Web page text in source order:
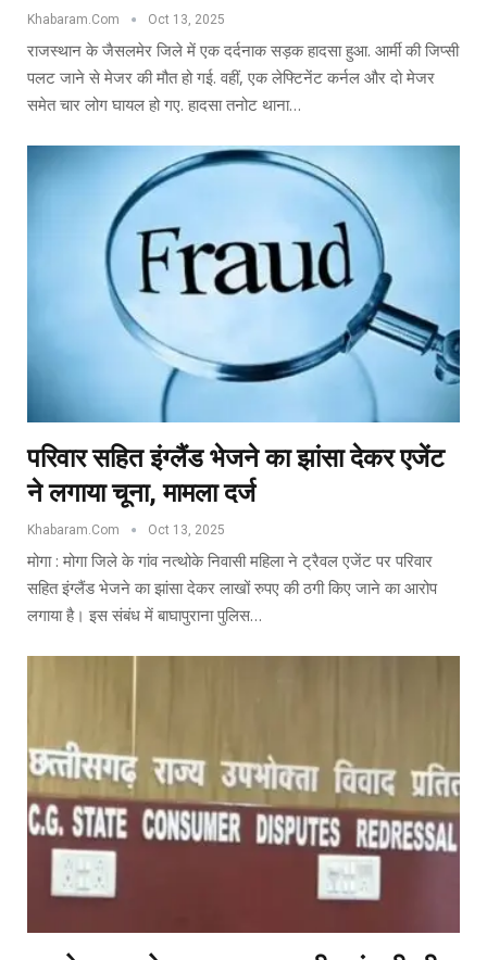
Khabaram.Com Oct 13, 2025
राजस्थान के जैसलमेर जिले में एक दर्दनाक सड़क हादसा हुआ. आर्मी की जिप्सी
पलट जाने से मेजर की मौत हो गई. वहीं, एक लेफ्टिनेंट कर्नल और दो मेजर
समेत चार लोग घायल हो गए. हादसा तनोट थाना…
परिवार सहित इंग्लैंड भेजने का झांसा देकर एजेंट
ने लगाया चूना, मामला दर्ज
Khabaram.Com Oct 13, 2025
मोगा : मोगा जिले के गांव नत्थोके निवासी महिला ने ट्रैवल एजेंट पर परिवार
सहित इंग्लैंड भेजने का झांसा देकर लाखों रुपए की ठगी किए जाने का आरोप
लगाया है। इस संबंध में बाघापुराना पुलिस…